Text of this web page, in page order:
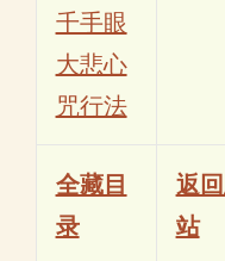
千手眼
大悲心
咒行法
全藏目
录
返
站